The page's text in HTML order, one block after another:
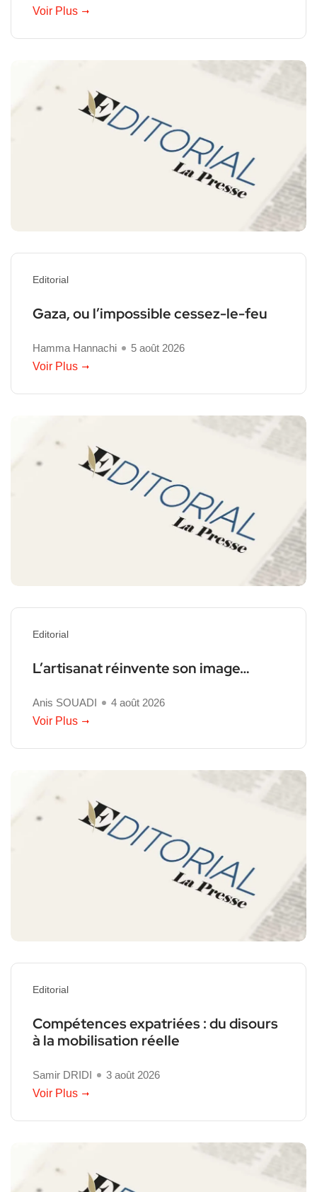
Voir Plus
Editorial
Gaza, ou l’impossible cessez-le-feu
Hamma Hannachi
5 août 2026
Voir Plus
Editorial
L’artisanat réinvente son image…
Anis SOUADI
4 août 2026
Voir Plus
Editorial
Compétences expatriées : du disours
à la mobilisation réelle
Samir DRIDI
3 août 2026
Voir Plus